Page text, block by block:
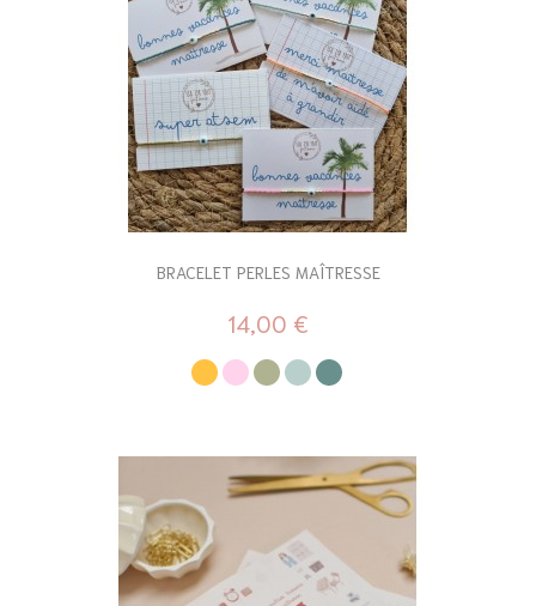
BRACELET PERLES MAÎTRESSE
14,00 €